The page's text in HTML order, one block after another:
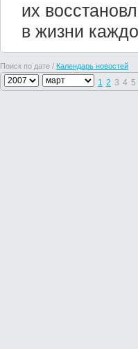
их
в жизни
Поиск по дате / Календарь новостей
1 2 3 4 5